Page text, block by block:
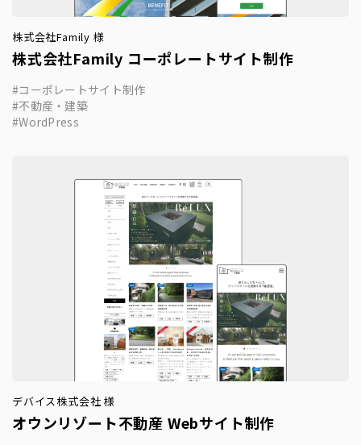
株式会社Family 様
株式会社Family コーポレートサイト制作
コーポレートサイト制作
不動産・建築
WordPress
デバイス株式会社 様
オウンリゾート不動産 Webサイト制作